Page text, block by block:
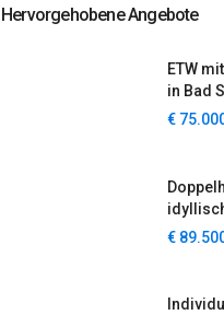
Hervorgehobene Angebote
ETW
in Bad
€
€